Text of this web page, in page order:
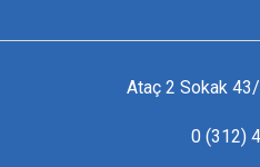
Ataç 2 Sokak 43/
0 (312)